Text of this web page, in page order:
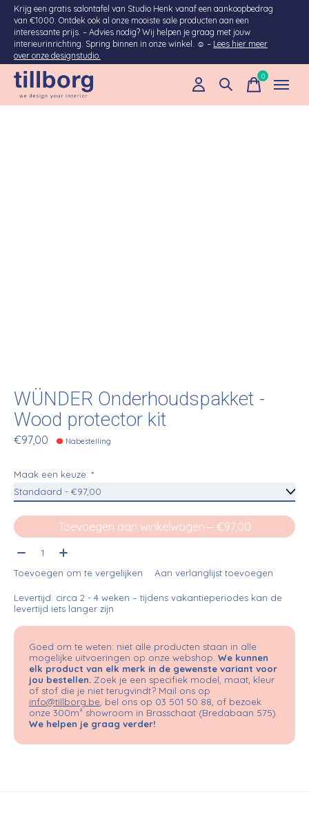
Krijg een gratis salontafel van Studio Henk vanaf een aankoopbedrag
van €1000. Ontdek ook al onze mooiste sale producten aan een
interessante prijs. – Advies nodig? Wij helpen je graag met jouw
interieurinrichting. Spring binnen in onze winkel. ☺ – Lees hier meer
over onze designstudio.
0items
WÜNDER Onderhoudspakket -
Wood protector kit
€97,00 Nabestelling
Maak een keuze: *
Toevoegen aan winkelwagen
— €97,00
Aantal:
Toevoegen om te vergelijken Aan verlanglijst toevoegen
Levertijd: circa 2 - 4 weken – tijdens vakantieperiodes kan de
levertijd iets langer zijn
Goed om te weten: niet alle producten staan in alle
mogelijke uitvoeringen op onze webshop. We kunnen
elk product van elk merk in de gewenste variant voor
jou bestellen. Zoek je een specifiek model, maat, kleur
of stof die je niet terugvindt? Mail ons op
info@tillborg.be , bel ons op 03 501 50 88, of bezoek
onze 300m² showroom in Brasschaat (Bredabaan 575).
We helpen je graag verder!